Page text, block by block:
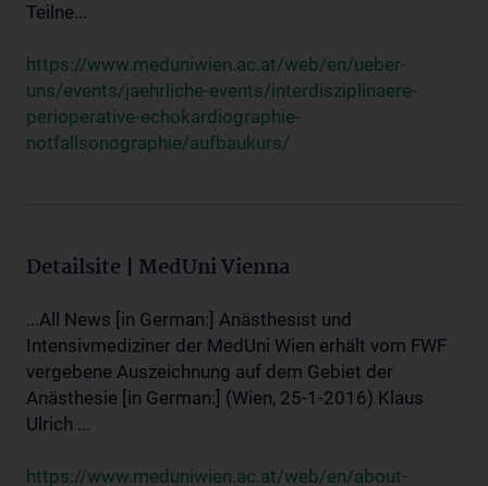
Teilne...
https://www.meduniwien.ac.at/web/en/ueber-
uns/events/jaehrliche-events/interdisziplinaere-
perioperative-echokardiographie-
notfallsonographie/aufbaukurs/
Detailsite | MedUni Vienna
...All News [in German:] Anästhesist und
Intensivmediziner der MedUni Wien erhält vom FWF
vergebene Auszeichnung auf dem Gebiet der
Anästhesie [in German:] (Wien, 25-1-2016) Klaus
Ulrich ...
https://www.meduniwien.ac.at/web/en/about-